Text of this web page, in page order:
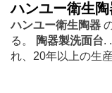
ハンユー衛生
ハンユー衛生陶器
る。
陶器製洗面台.
れ、20年以上の生